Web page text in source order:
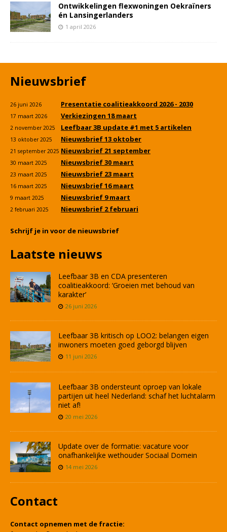
Ontwikkelingen flexwoningen Oekraïners
én Lansingerlanders
1 april 2026
Nieuwsbrief
26 juni 2026 Presentatie coalitieakkoord 2026 - 2030
17 maart 2026 Verkiezingen 18 maart
2 november 2025 Leefbaar 3B update #1 met 5 artikelen
13 oktober 2025 Nieuwsbrief 13 oktober
21 september 2025 Nieuwsbrief 21 september
30 maart 2025 Nieuwsbrief 30 maart
23 maart 2025 Nieuwsbrief 23 maart
16 maart 2025 Nieuwsbrief 16 maart
9 maart 2025 Nieuwsbrief 9 maart
2 februari 2025 Nieuwsbrief 2 februari
Schrijf je in voor de nieuwsbrief
Laatste nieuws
Leefbaar 3B en CDA presenteren
coalitieakkoord: ‘Groeien met behoud van
karakter’
26 juni 2026
Leefbaar 3B kritisch op LOO2: belangen eigen
inwoners moeten goed geborgd blijven
11 juni 2026
Leefbaar 3B ondersteunt oproep van lokale
partijen uit heel Nederland: schaf het luchtalarm
niet af!
20 mei 2026
Update over de formatie: vacature voor
onafhankelijke wethouder Sociaal Domein
14 mei 2026
Contact
Contact opnemen met de fractie: